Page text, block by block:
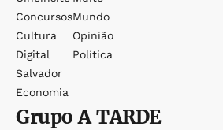
Concursos
Cultura
Digital
Salvador
Economia
Mundo
Opinião
Política
GrupoA TARDE